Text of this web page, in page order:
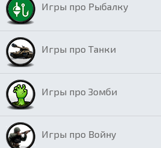
Игры про Рыбалку
Игры про Танки
Игры про Зомби
Игры про Войну